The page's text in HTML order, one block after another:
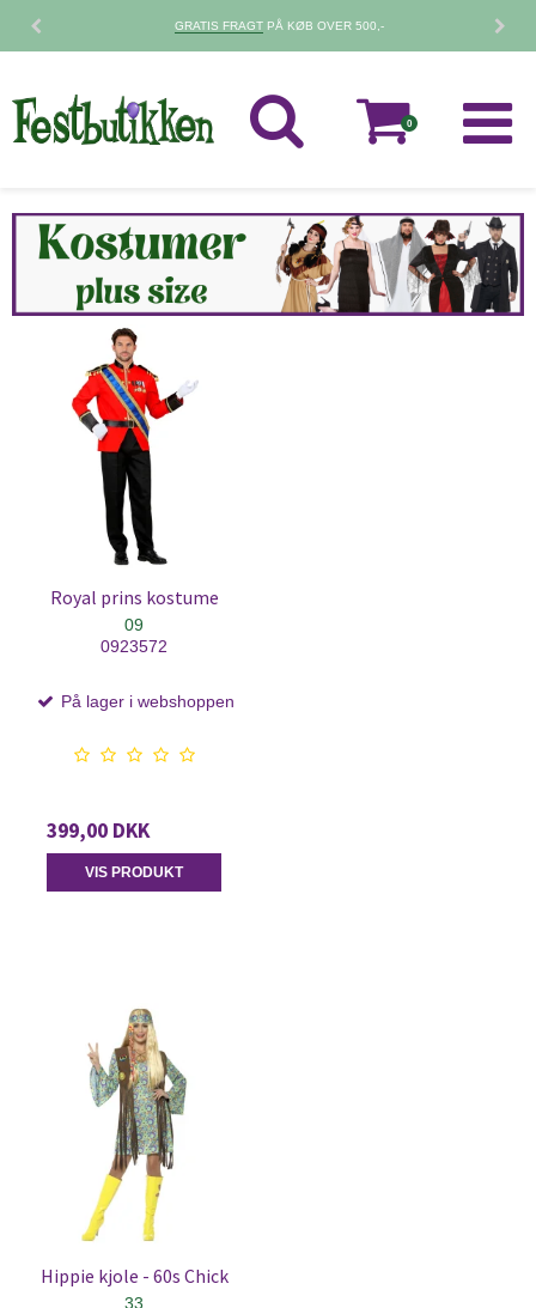
GRATIS FRAGTPÅ KØB OVER 500,-
0
Royal prins kostume
09
0923572
På lager i webshoppen
399,00 DKK
VIS PRODUKT
Hippie kjole - 60s Chick
33